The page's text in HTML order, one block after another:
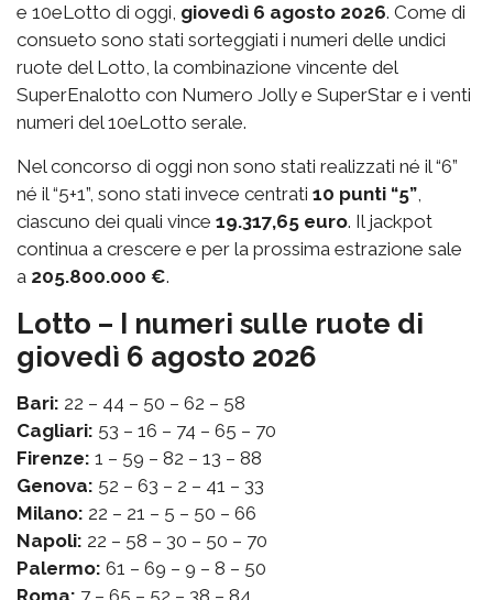
e 10eLotto di oggi, giovedì 6 agosto 2026. Come di
consueto sono stati sorteggiati i numeri delle undici
ruote del Lotto, la combinazione vincente del
SuperEnalotto con Numero Jolly e SuperStar e i venti
numeri del 10eLotto serale.
Nel concorso di oggi non sono stati realizzati né il “6”
né il “5+1”, sono stati invece centrati 10 punti “5”,
ciascuno dei quali vince 19.317,65 euro. Il jackpot
continua a crescere e per la prossima estrazione sale
a 205.800.000 €.
Lotto – I numeri sulle ruote di
giovedì 6 agosto 2026
Bari: 22 – 44 – 50 – 62 – 58
Cagliari: 53 – 16 – 74 – 65 – 70
Firenze: 1 – 59 – 82 – 13 – 88
Genova: 52 – 63 – 2 – 41 – 33
Milano: 22 – 21 – 5 – 50 – 66
Napoli: 22 – 58 – 30 – 50 – 70
Palermo: 61 – 69 – 9 – 8 – 50